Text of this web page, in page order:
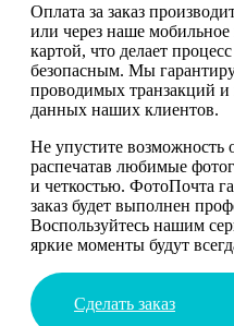
Оплата за заказ
или через наше
картой, что делает
безопасным. Мы
проводимых транзакций
данных наших клиентов.
Не упустите
распечатав любимые
и четкостью. ФотоПочта
заказ будет выполнен
Воспользуйтесь нашим
яркие моменты будут
Сделать заказ